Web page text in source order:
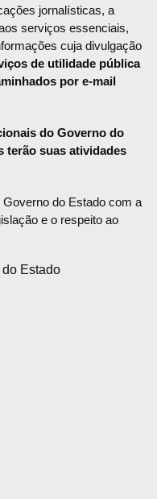
jornalísticas, a
serviços essenciais,
cuja divulgação
de utilidade pública
por e-mail
do Governo do
terão suas atividades
do Estado com a
e o respeito ao